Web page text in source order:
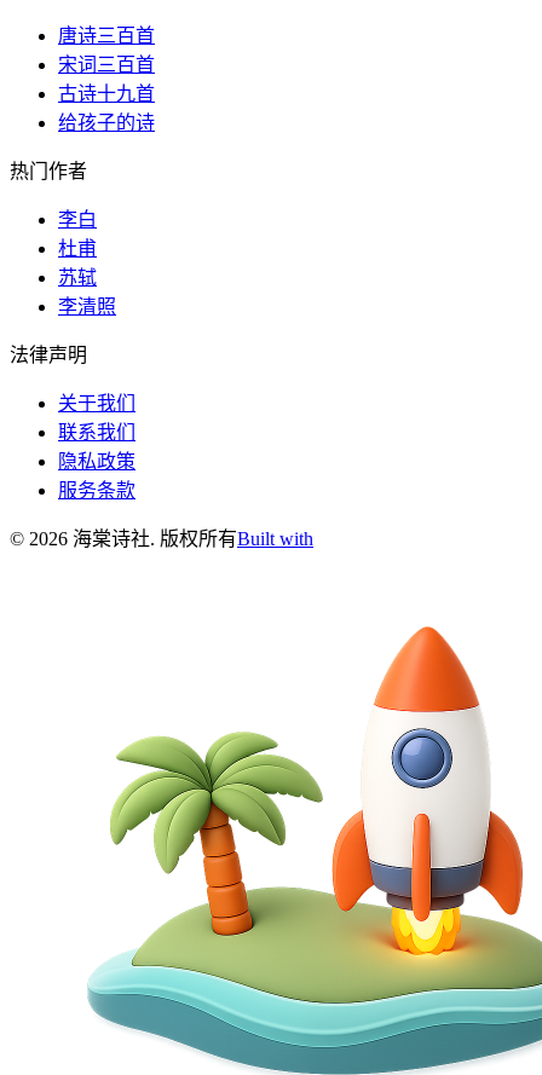
唐诗三百首
宋词三百首
古诗十九首
给孩子的诗
热门作者
李白
杜甫
苏轼
李清照
法律声明
关于我们
联系我们
隐私政策
服务条款
© 2026 海棠诗社. 版权所有Built with